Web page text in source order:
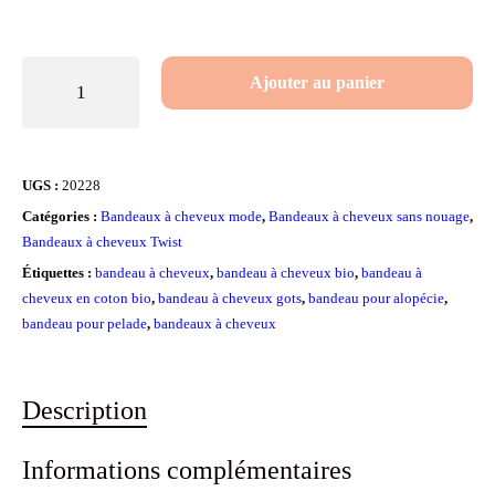
cache-
oreille
en
marine
Ajouter au panier
UGS : 20228
Catégories : Bandeaux à cheveux mode, Bandeaux à cheveux sans nouage,
Bandeaux à cheveux Twist
Étiquettes : bandeau à cheveux, bandeau à cheveux bio, bandeau à
cheveux en coton bio, bandeau à cheveux gots, bandeau pour alopécie,
bandeau pour pelade, bandeaux à cheveux
Description
Informations complémentaires